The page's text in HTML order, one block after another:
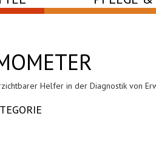
Helfer in der Diagnostik von